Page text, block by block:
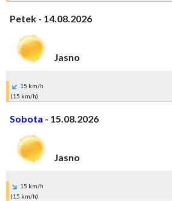
Petek - 14.08.2026
Jasno
15 km/h
(15 km/h)
Sobota - 15.08.2026
Jasno
15 km/h
(15 km/h)